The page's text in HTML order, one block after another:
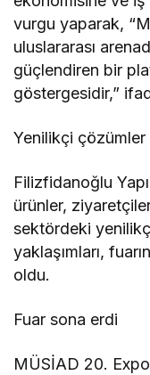
vurgu yaparak,
uluslararası
güçlendiren bir
göstergesidir,”
Yenilikçi
Filizfidanoğlu
ürünler,
sektördeki
yaklaşımları,
oldu.
Fuar sona erdi
MÜSİAD 20.